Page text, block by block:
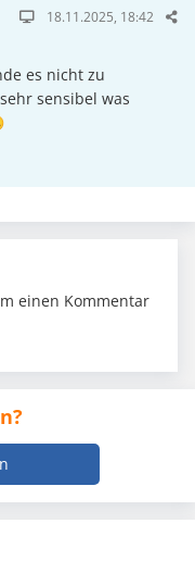
18.11.2025, 18:42
es nicht zu
sensibel was
einen Kommentar